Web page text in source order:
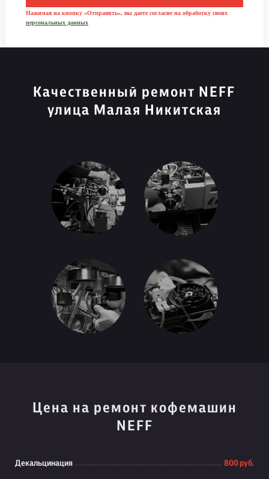
Нажимая на кнопку «Отправить», вы даете согласие на обработку своих
персональных данных
Качественный ремонт NEFF
улица Малая Никитская
Цена на ремонт кофемашин
NEFF
Декальцинация 800 руб.